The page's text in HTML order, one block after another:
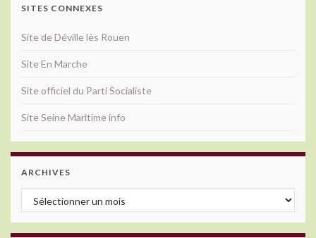
SITES CONNEXES
Site de Déville lès Rouen
Site En Marche
Site officiel du Parti Socialiste
Site Seine Maritime info
ARCHIVES
Archives